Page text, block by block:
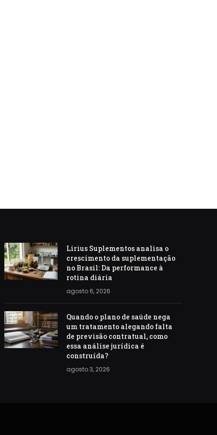
Lirius Suplementos analisa o
crescimento da suplementação
no Brasil: Da performance à
rotina diária
agosto 6, 2026
Quando o plano de saúde nega
um tratamento alegando falta
de previsão contratual, como
essa análise jurídica é
construída?
agosto 3, 2026